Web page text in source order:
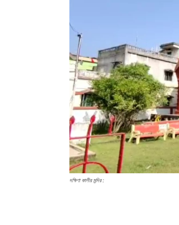
দক্ষিণা কালীর মন্দির :